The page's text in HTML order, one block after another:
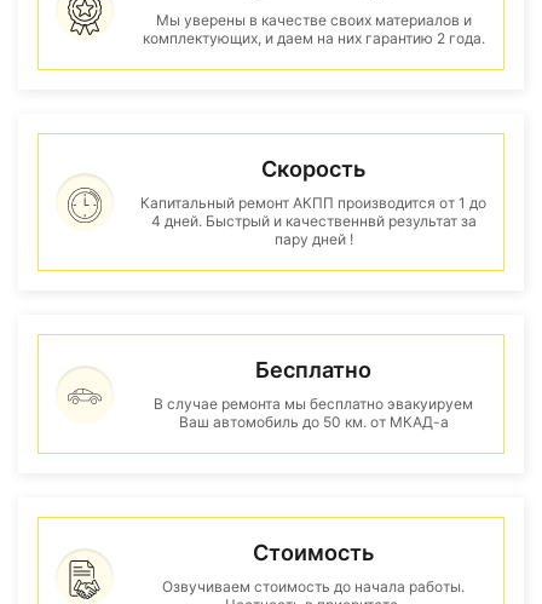
Мы уверены в качестве своих материалов и
комплектующих, и даем на них гарантию 2 года.
Скорость
Капитальный ремонт АКПП производится от 1 до
4 дней. Быстрый и качественнвй результат за
пару дней !
Бесплатно
В случае ремонта мы бесплатно эвакуируем
Ваш автомобиль до 50 км. от МКАД-а
Стоимость
Озвучиваем стоимость до начала работы.